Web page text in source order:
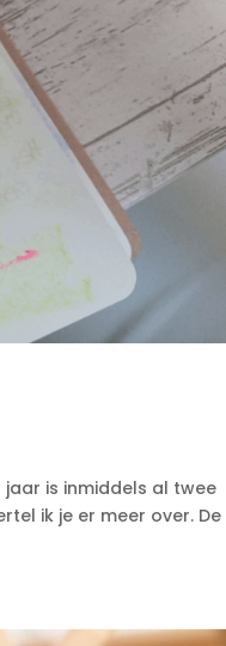
is inmiddels al twee
ik je er meer over. De